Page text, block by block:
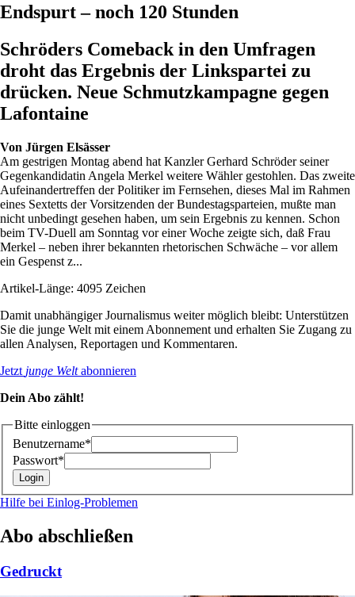
Endspurt – noch 120 Stunden
Schröders Comeback in den Umfragen
droht das Ergebnis der Linkspartei zu
drücken. Neue Schmutzkampagne gegen
Lafontaine
Von Jürgen Elsässer
Am gestrigen Montag abend hat Kanzler Gerhard Schröder seiner
Gegenkandidatin Angela Merkel weitere Wähler gestohlen. Das zweite
Aufeinandertreffen der Politiker im Fernsehen, dieses Mal im Rahmen
eines Sextetts der Vorsitzenden der Bundestagsparteien, mußte man
nicht unbedingt gesehen haben, um sein Ergebnis zu kennen. Schon
beim TV-Duell am Sonntag vor einer Woche zeigte sich, daß Frau
Merkel – neben ihrer bekannten rhetorischen Schwäche – vor allem
ein Gespenst z...
Artikel-Länge: 4095 Zeichen
Damit unabhängiger Journalismus weiter möglich bleibt: Unterstützen
Sie die junge Welt mit einem Abonnement und erhalten Sie Zugang zu
allen Analysen, Reportagen und Kommentaren.
Jetzt junge Weltabonnieren
Dein Abo zählt!
Bitte einloggen
Benutzername*
Passwort*
Hilfe bei Einlog-Problemen
Abo abschließen
Gedruckt